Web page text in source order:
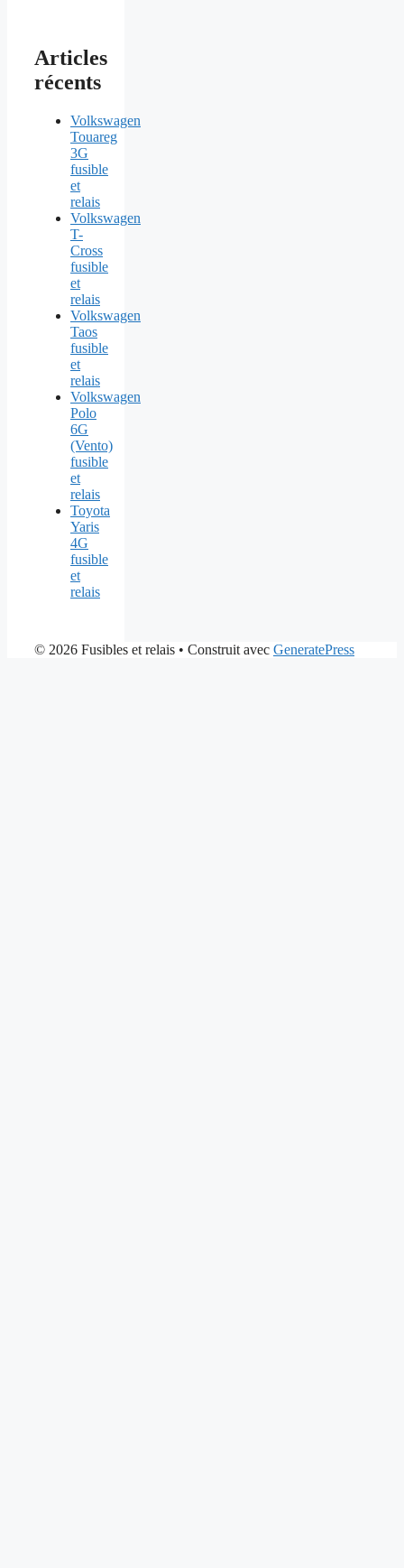
Articles
récents
Volkswagen
Touareg
3G
fusible
et
relais
Volkswagen
T-
Cross
fusible
et
relais
Volkswagen
Taos
fusible
et
relais
Volkswagen
Polo
6G
(Vento)
fusible
et
relais
Toyota
Yaris
4G
fusible
et
relais
© 2026 Fusibles et relais • Construit avec GeneratePress